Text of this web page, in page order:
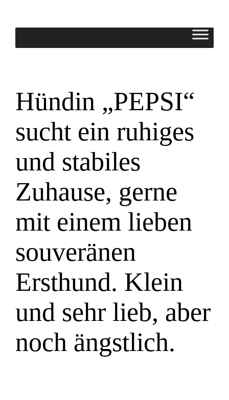
Hündin „PEPSI“
sucht ein ruhiges
und stabiles
Zuhause, gerne
mit einem lieben
souveränen
Ersthund. Klein
und sehr lieb, aber
noch ängstlich.